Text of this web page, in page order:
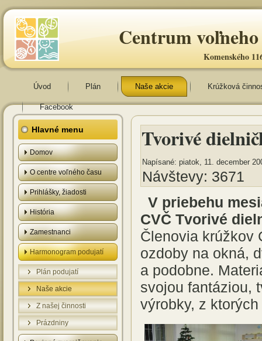
Centrum voľneho
Komenského
Úvod Plán Naše akcie Krúžková
Facebook
Hlavné menu
Domov
O centre voľného času
Prihlášky, žiadosti
História
Zamestnanci
Harmonogram podujatí
Plán podujatí
Naše akcie
Z našej činnosti
Prázdniny
Tvorivé
Napísané: piatok, 11. december
Návštevy: 3671
V priebehu
CVČ Tvorivé
Členovia krúžkov
ozdoby na okná,
a podobne.
svojou fantáziou,
výrobky, z